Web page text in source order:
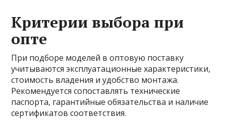
Критерии выбора при
опте
При подборе моделей в оптовую поставку
учитываются эксплуатационные характеристики,
стоимость владения и удобство монтажа.
Рекомендуется сопоставлять технические
паспорта, гарантийные обязательства и наличие
сертификатов соответствия.